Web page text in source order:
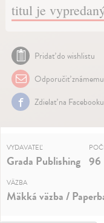
titul je
Pridať do wishlistu
Odporučiť známemu
Zdielať na Facebooku
VYDAVATEĽ
Grada Publishing 96
VÄZBA
Mäkká väzba /